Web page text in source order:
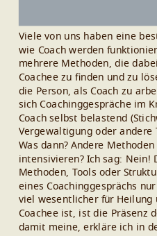
Viele von uns haben eine
wie Coach werden
mehrere Methoden, die
Coachee zu finden und zu
die Person, als Coach zu
sich Coachinggespräche im
Coach selbst belastend
Vergewaltigung oder andere
Was dann? Andere
intensivieren? Ich sag: Nein!
Methoden, Tools oder
eines Coachinggesprächs
viel wesentlicher für Heilung
Coachee ist, ist die Präsenz
damit meine, erkläre ich in